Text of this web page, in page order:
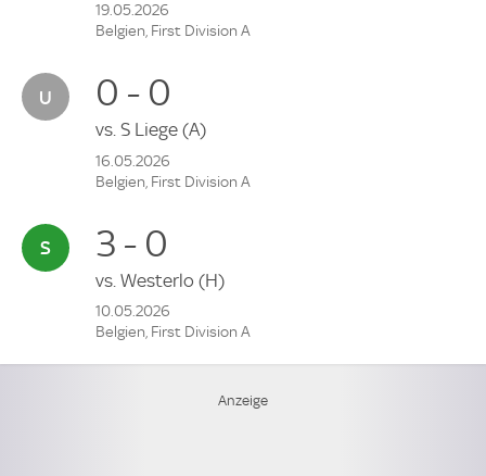
19.05.2026
Belgien, First Division A
0 - 0
vs. S Liege (A)
16.05.2026
Belgien, First Division A
3 - 0
vs. Westerlo (H)
10.05.2026
Belgien, First Division A